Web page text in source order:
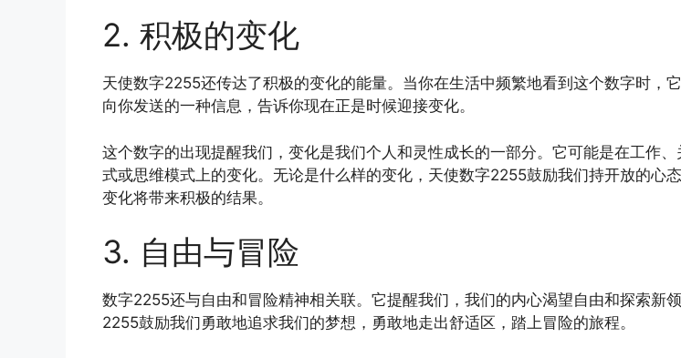
2. 积极的变化
天使数字2255还传达了积极的变化的能量。当你在生活中频繁地看到这个数字时，
向你发送的一种信息，告诉你现在正是时候迎接变化。
这个数字的出现提醒我们，变化是我们个人和灵性成长的一部分。它可能是在工作
式或思维模式上的变化。无论是什么样的变化，天使数字2255鼓励我们持开放的心
变化将带来积极的结果。
3. 自由与冒险
数字2255还与自由和冒险精神相关联。它提醒我们，我们的内心渴望自由和探索新
2255鼓励我们勇敢地追求我们的梦想，勇敢地走出舒适区，踏上冒险的旅程。